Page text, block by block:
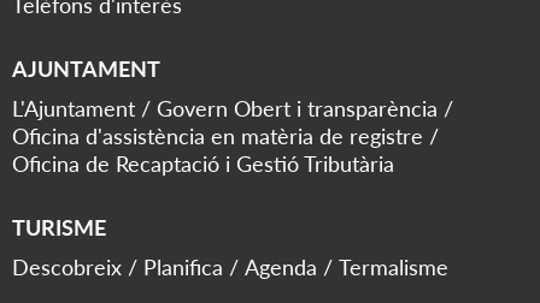
AJUNTAMENT
L'Ajuntament
Govern Obert i transparència
Oficina d'assistència en matèria de registre
Oficina de Recaptació i Gestió Tributària
TURISME
Descobreix
Planifica Agenda Termalisme